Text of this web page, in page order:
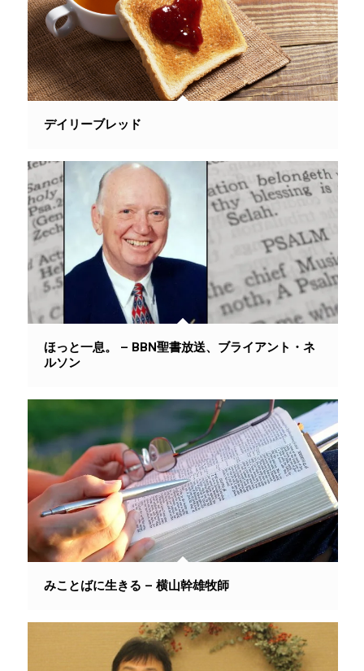
デイリーブレッド
ほっと一息。 – BBN聖書放送、ブライアント・ネ
ルソン
みことばに生きる – 横山幹雄牧師